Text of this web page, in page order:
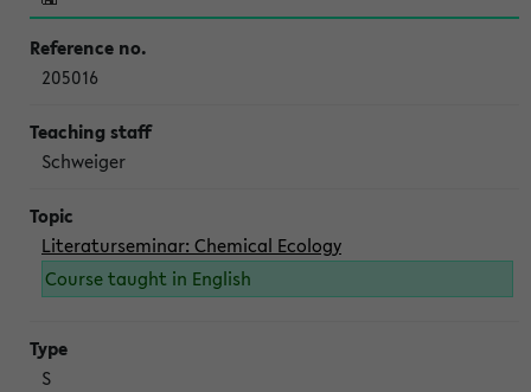
205016
Schweiger
Literaturseminar: Chemical Ecology
Course taught in English
S